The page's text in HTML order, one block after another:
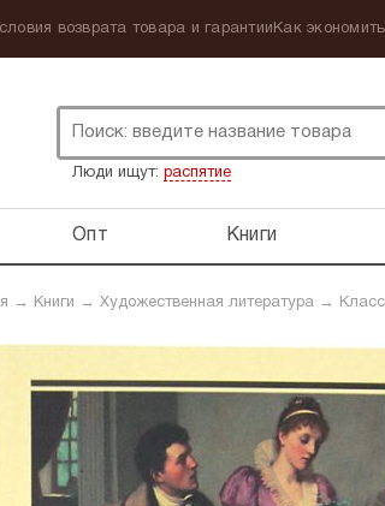
возврата товара и гарантии Как
Люди ищут: распятие
Опт Книги
→ Книги → Художественная литература →